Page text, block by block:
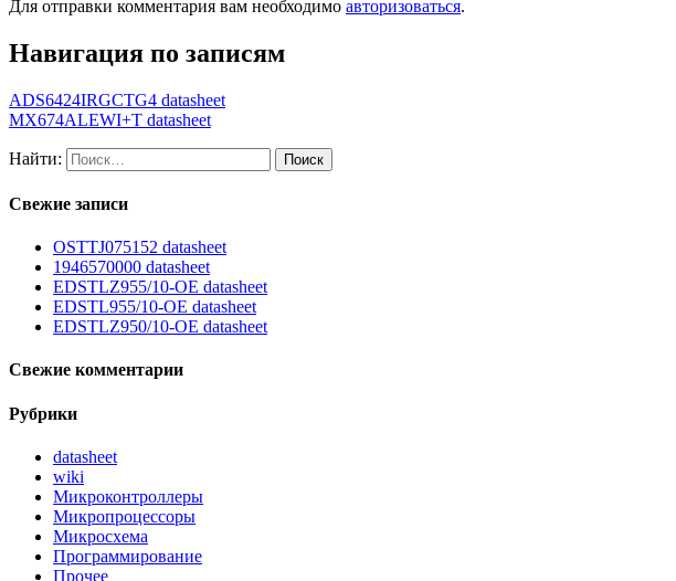
Для отправки комментария вам необходимо авторизоваться.
Навигация по записям
ADS6424IRGCTG4 datasheet
MX674ALEWI+T datasheet
Найти:
Свежие записи
OSTTJ075152 datasheet
1946570000 datasheet
EDSTLZ955/10-OE datasheet
EDSTL955/10-OE datasheet
EDSTLZ950/10-OE datasheet
Свежие комментарии
Рубрики
datasheet
wiki
Микроконтроллеры
Микропроцессоры
Микросхема
Программирование
Прочее